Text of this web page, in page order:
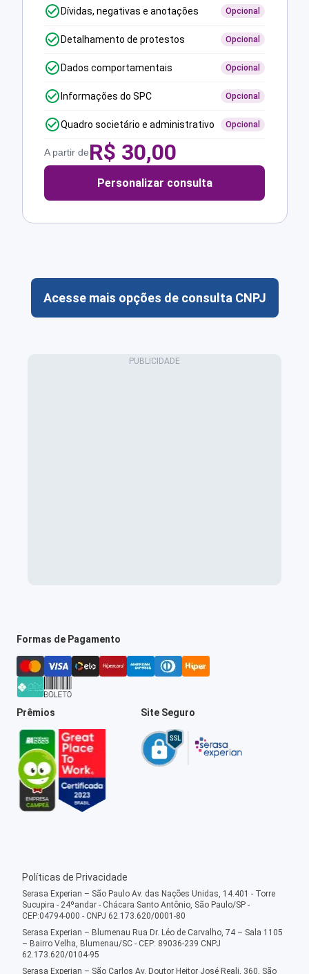
Dívidas, negativas e anotações Opcional
Detalhamento de protestos Opcional
Dados comportamentais Opcional
Informações do SPC Opcional
Quadro societário e administrativo Opcional
A partir deR$ 30,00
Personalizar consulta
Acesse mais opções de consulta CNPJ
Formas de Pagamento
Prêmios Site Seguro
Políticas de Privacidade
Serasa Experian – São Paulo Av. das Nações Unidas, 14.401 - Torre
Sucupira - 24ºandar - Chácara Santo Antônio, São Paulo/SP -
CEP:04794-000 - CNPJ 62.173.620/0001-80
Serasa Experian – Blumenau Rua Dr. Léo de Carvalho, 74 – Sala 1105
– Bairro Velha, Blumenau/SC - CEP: 89036-239 CNPJ
62.173.620/0104-95
Serasa Experian – São Carlos Av. Doutor Heitor José Reali, 360, São